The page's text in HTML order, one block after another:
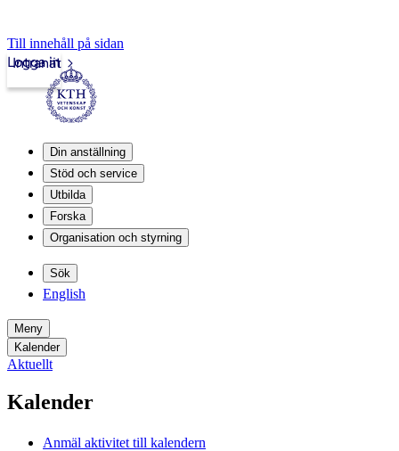
Till innehåll på sidan
Intranät
Logga in
Din anställning
Stöd och service
Utbilda
Forska
Organisation och styrning
Sök
English
Meny
Kalender
Aktuellt
Kalender
Anmäl aktivitet till kalendern